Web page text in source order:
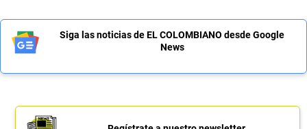
Siga las noticias de EL COLOMBIANO desde Google
News